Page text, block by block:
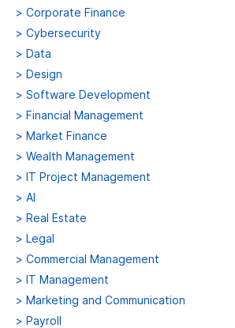
> Corporate Finance
> Cybersecurity
> Data
> Design
> Software Development
> Financial Management
> Market Finance
> Wealth Management
> IT Project Management
> AI
> Real Estate
> Legal
> Commercial Management
> IT Management
> Marketing and Communication
> Payroll